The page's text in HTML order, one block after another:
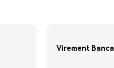
Virement